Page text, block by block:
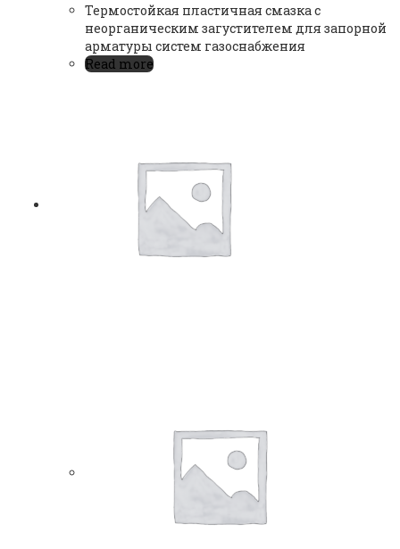
Термостойкая пластичная смазка с
неорганическим загустителем для запорной
арматуры систем газоснабжения
Read more